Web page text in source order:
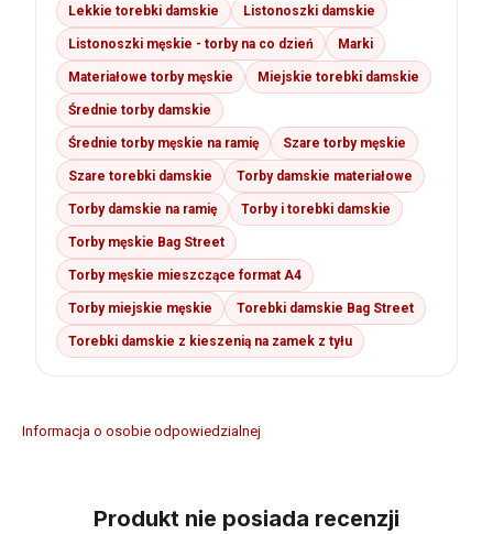
Lekkie torebki damskie Listonoszki damskie
Listonoszki męskie - torby na co dzień Marki
Materiałowe torby męskie Miejskie torebki damskie
Średnie torby damskie
Średnie torby męskie na ramię Szare torby męskie
Szare torebki damskie Torby damskie materiałowe
Torby damskie na ramię Torby i torebki damskie
Torby męskie Bag Street
Torby męskie mieszczące format A4
Torby miejskie męskie Torebki damskie Bag Street
Torebki damskie z kieszenią na zamek z tyłu
Informacja o osobie odpowiedzialnej
Produkt nie posiada recenzji